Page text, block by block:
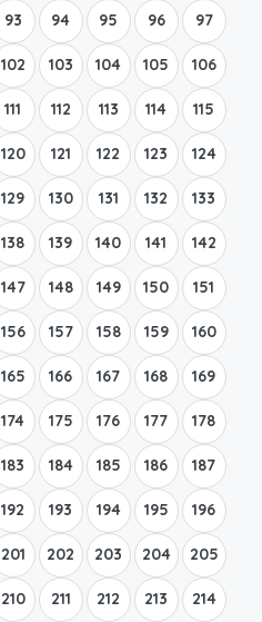
93 94 95 96 97
102 103 104 105 106
111 112 113 114 115
120 121 122 123 124
129 130 131 132 133
138 139 140 141 142
147 148 149 150 151
156 157 158 159 160
165 166 167 168 169
174 175 176 177 178
183 184 185 186 187
192 193 194 195 196
201 202 203 204 205
210 211 212 213 214